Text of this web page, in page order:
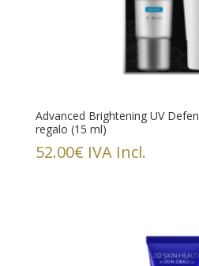
Advanced Brightening UV
regalo (15 ml)
52.00€ IVA Incl.